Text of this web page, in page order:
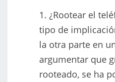
1. ¿Rootear el
tipo de
la otra parte en
argumentar que
rooteado, se ha